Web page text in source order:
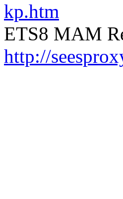
kp.htm
ETS8 MAM
http://